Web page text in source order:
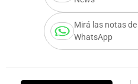
Mirá las notas
WhatsApp